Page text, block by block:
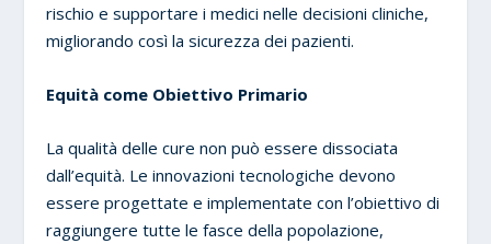
rischio e supportare i medici nelle decisioni cliniche,
migliorando così la sicurezza dei pazienti.
Equità come Obiettivo Primario
La qualità delle cure non può essere dissociata
dall’equità. Le innovazioni tecnologiche devono
essere progettate e implementate con l’obiettivo di
raggiungere tutte le fasce della popolazione,